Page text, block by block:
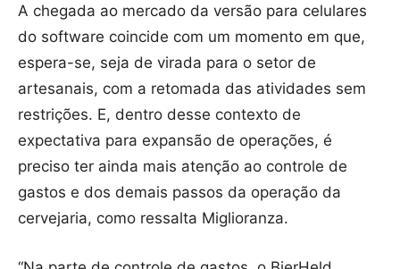
A chegada ao mercado da versão para celulares
do software coincide com um momento em que,
espera-se, seja de virada para o setor de
artesanais, com a retomada das atividades sem
restrições. E, dentro desse contexto de
expectativa para expansão de operações, é
preciso ter ainda mais atenção ao controle de
gastos e dos demais passos da operação da
cervejaria, como ressalta Miglioranza.